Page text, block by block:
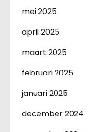
mei 2025
april 2025
maart 2025
februari 2025
januari 2025
december 2024